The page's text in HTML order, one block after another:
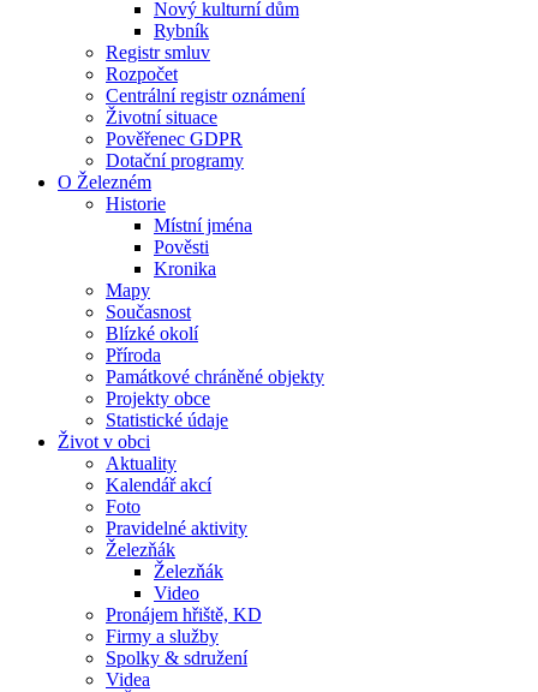
Nový kulturní dům
Rybník
Registr smluv
Rozpočet
Centrální registr oznámení
Životní situace
Pověřenec GDPR
Dotační programy
O Železném
Historie
Místní jména
Pověsti
Kronika
Mapy
Současnost
Blízké okolí
Příroda
Památkové chráněné objekty
Projekty obce
Statistické údaje
Život v obci
Aktuality
Kalendář akcí
Foto
Pravidelné aktivity
Železňák
Železňák
Video
Pronájem hřiště, KD
Firmy a služby
Spolky & sdružení
Videa